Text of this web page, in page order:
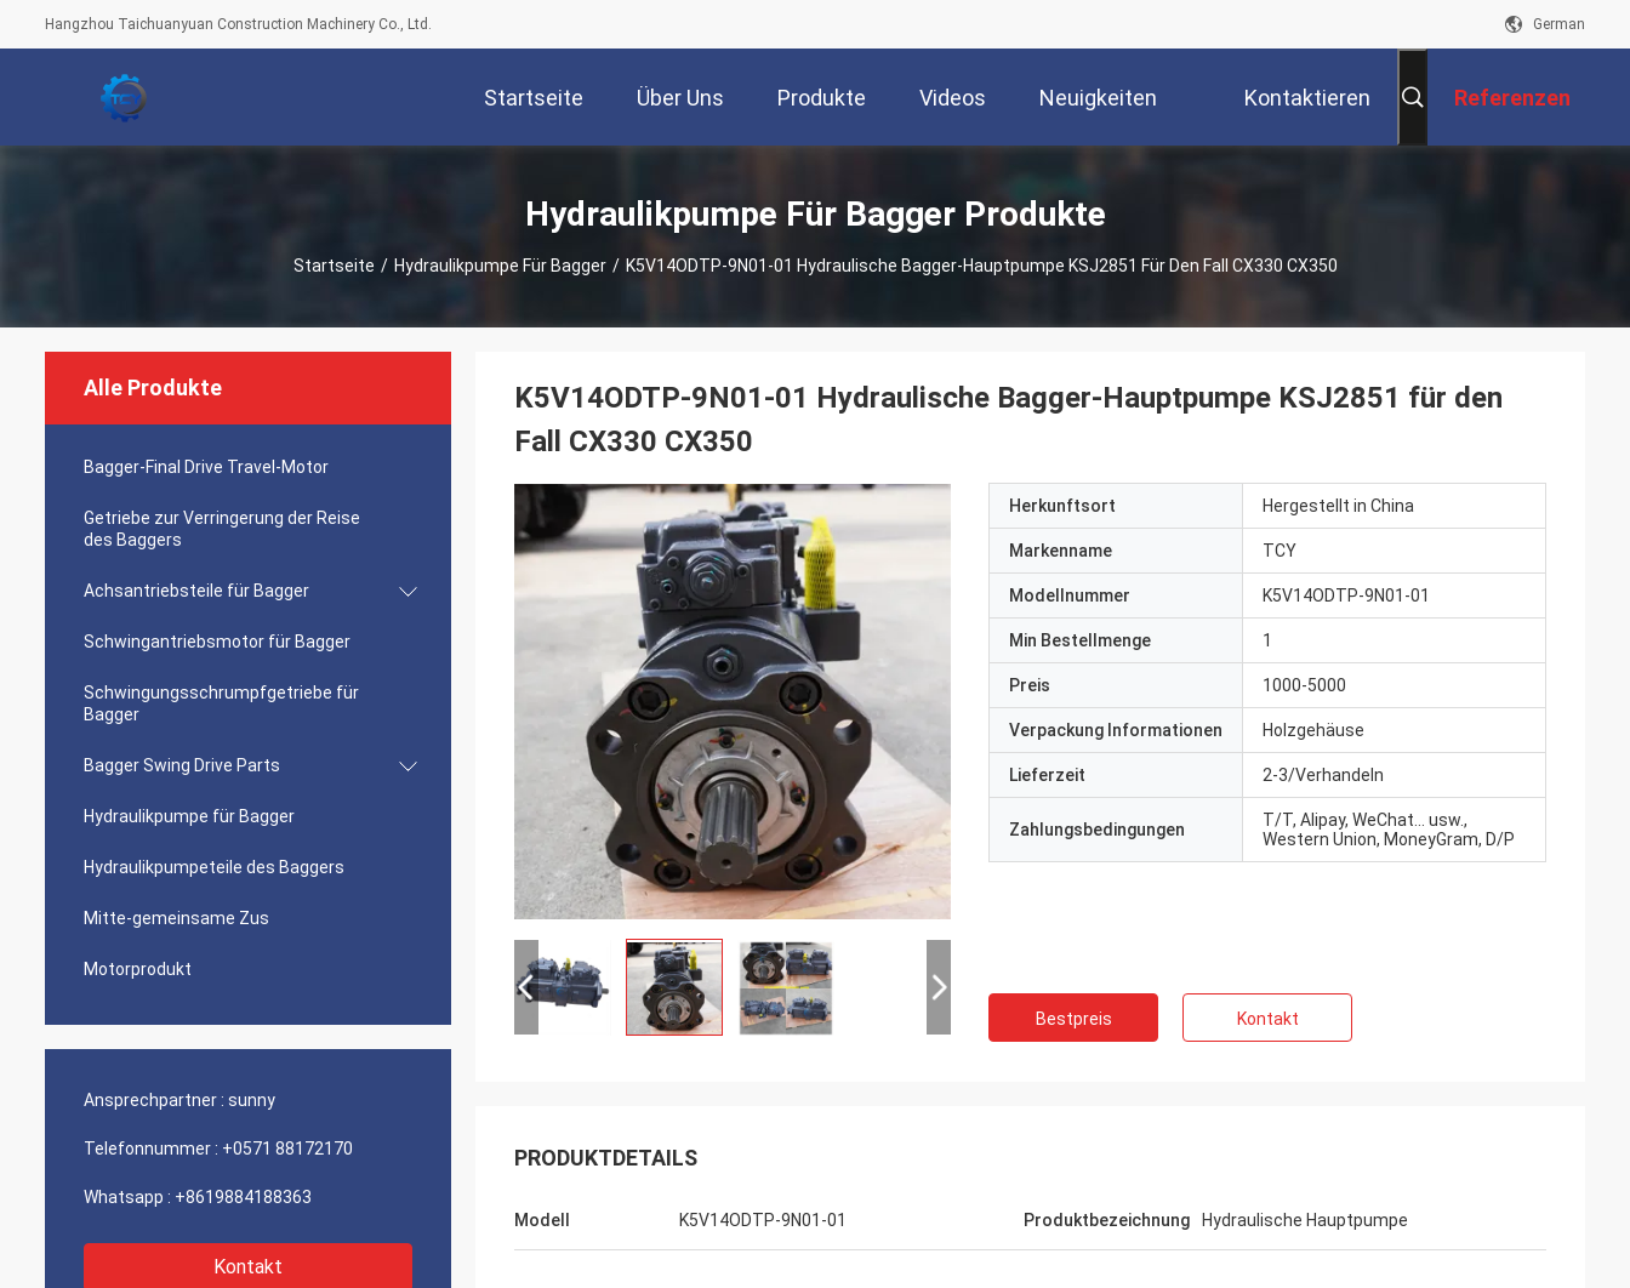
Hangzhou Taichuanyuan Construction Machinery Co., Ltd. German
Startseite Über Uns Produkte Videos Neuigkeiten Kontaktieren Referenzen
Hydraulikpumpe Für Bagger Produkte
Startseite / Hydraulikpumpe Für Bagger / K5V14ODTP-9N01-01 Hydraulische Bagger-Hauptpumpe KSJ2851 Für Den Fall CX330 CX350
Alle Produkte
Bagger-Final Drive Travel-Motor
Getriebe zur Verringerung der Reise
des Baggers
Achsantriebsteile für Bagger
Schwingantriebsmotor für Bagger
Schwingungsschrumpfgetriebe für
Bagger
Bagger Swing Drive Parts
Hydraulikpumpe für Bagger
Hydraulikpumpeteile des Baggers
Mitte-gemeinsame Zus
Motorprodukt
Ansprechpartner : sunny
Telefonnummer : +0571 88172170
Whatsapp : +8619884188363
Kontakt
K5V14ODTP-9N01-01 Hydraulische Bagger-Hauptpumpe KSJ2851 für den
Fall CX330 CX350
Herkunftsort Hergestellt in China
Markenname TCY
Modellnummer K5V14ODTP-9N01-01
Min Bestellmenge 1
Preis 1000-5000
Verpackung Informationen Holzgehäuse
Lieferzeit 2-3/Verhandeln
Zahlungsbedingungen
T/T, Alipay, WeChat... usw.,
Western Union, MoneyGram, D/P
Bestpreis Kontakt
PRODUKTDETAILS
Modell K5V14ODTP-9N01-01 Produktbezeichnung Hydraulische Hauptpumpe